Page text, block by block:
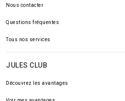
Nous contacter
Questions fréquentes
Tous nos services
JULES CLUB
Découvrez les avantages